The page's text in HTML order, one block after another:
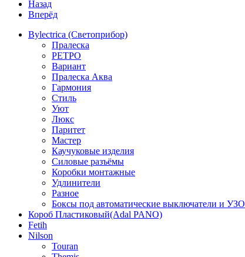
Назад
Вперёд
Bylectrica (Светоприбор)
Пралеска
РЕТРО
Вариант
Пралеска Аква
Гармония
Стиль
Уют
Люкс
Паритет
Мастер
Каучуковые изделия
Силовые разъёмы
Коробки монтажные
Удлинители
Разное
Боксы под автоматические выключатели и УЗО
Короб Пластиковый(Adal PANO)
Fetih
Nilson
Touran